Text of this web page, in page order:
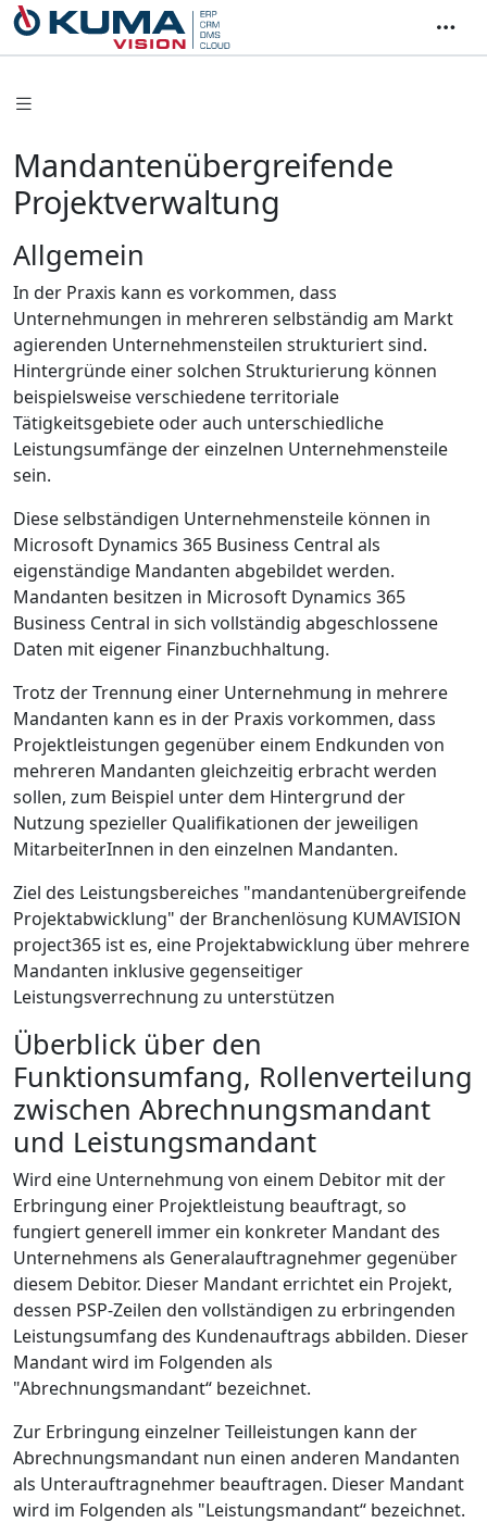
Mandantenübergreifende
Projektverwaltung
Allgemein
In der Praxis kann es vorkommen, dass
Unternehmungen in mehreren selbständig am Markt
agierenden Unternehmensteilen strukturiert sind.
Hintergründe einer solchen Strukturierung können
beispielsweise verschiedene territoriale
Tätigkeitsgebiete oder auch unterschiedliche
Leistungsumfänge der einzelnen Unternehmensteile
sein.
Diese selbständigen Unternehmensteile können in
Microsoft Dynamics 365 Business Central als
eigenständige Mandanten abgebildet werden.
Mandanten besitzen in Microsoft Dynamics 365
Business Central in sich vollständig abgeschlossene
Daten mit eigener Finanzbuchhaltung.
Trotz der Trennung einer Unternehmung in mehrere
Mandanten kann es in der Praxis vorkommen, dass
Projektleistungen gegenüber einem Endkunden von
mehreren Mandanten gleichzeitig erbracht werden
sollen, zum Beispiel unter dem Hintergrund der
Nutzung spezieller Qualifikationen der jeweiligen
MitarbeiterInnen in den einzelnen Mandanten.
Ziel des Leistungsbereiches "mandantenübergreifende
Projektabwicklung" der Branchenlösung KUMAVISION
project365 ist es, eine Projektabwicklung über mehrere
Mandanten inklusive gegenseitiger
Leistungsverrechnung zu unterstützen
Überblick über den
Funktionsumfang, Rollenverteilung
zwischen Abrechnungsmandant
und Leistungsmandant
Wird eine Unternehmung von einem Debitor mit der
Erbringung einer Projektleistung beauftragt, so
fungiert generell immer ein konkreter Mandant des
Unternehmens als Generalauftragnehmer gegenüber
diesem Debitor. Dieser Mandant errichtet ein Projekt,
dessen PSP-Zeilen den vollständigen zu erbringenden
Leistungsumfang des Kundenauftrags abbilden. Dieser
Mandant wird im Folgenden als
"Abrechnungsmandant“ bezeichnet.
Zur Erbringung einzelner Teilleistungen kann der
Abrechnungsmandant nun einen anderen Mandanten
als Unterauftragnehmer beauftragen. Dieser Mandant
wird im Folgenden als "Leistungsmandant“ bezeichnet.